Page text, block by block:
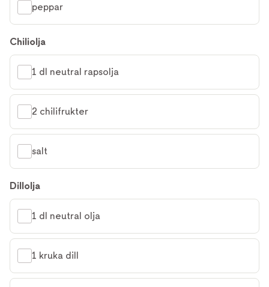
peppar
Chiliolja
1 dl neutral rapsolja
2 chilifrukter
salt
Dillolja
1 dl neutral olja
1 kruka dill